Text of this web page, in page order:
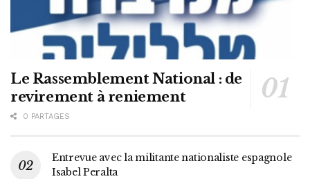
Le Rassemblement National : de
revirement à reniement
0 PARTAGES
Entrevue avec la militante nationaliste espagnole
Isabel Peralta